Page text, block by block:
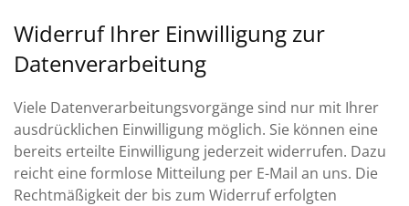
Widerruf Ihrer Einwilligung zur
Datenverarbeitung
Viele Datenverarbeitungsvorgänge sind nur mit Ihrer
ausdrücklichen Einwilligung möglich. Sie können eine
bereits erteilte Einwilligung jederzeit widerrufen. Dazu
reicht eine formlose Mitteilung per E-Mail an uns. Die
Rechtmäßigkeit der bis zum Widerruf erfolgten